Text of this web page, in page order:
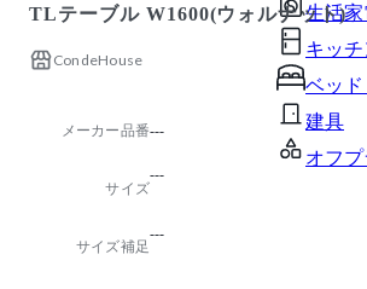
生活家
キッ
ベッ
建具
オフ
TLテーブル W1600(ウォルナット)
CondeHouse
メーカー品番---
サイズ
---
サイズ補足
---